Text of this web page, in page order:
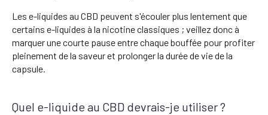
Les e-liquides au CBD peuvent s'écouler plus lentement que
certains e-liquides à la nicotine classiques ; veillez donc à
marquer une courte pause entre chaque bouffée pour profiter
pleinement de la saveur et prolonger la durée de vie de la
capsule.
Quel e-liquide au CBD devrais-je utiliser ?